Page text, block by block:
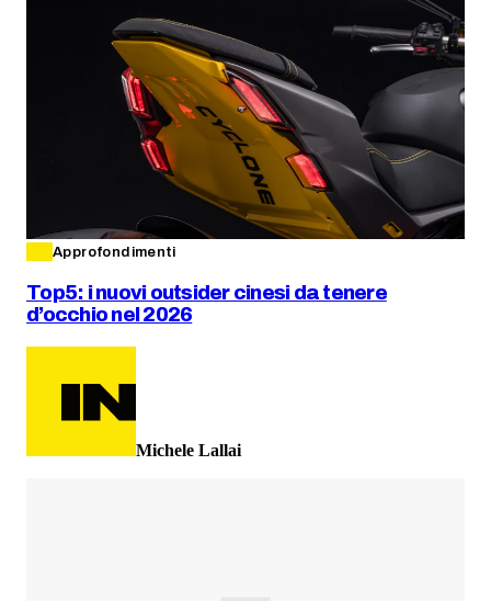
Approfondimenti
Top5: i nuovi outsider cinesi da tenere
d’occhio nel 2026
Michele Lallai